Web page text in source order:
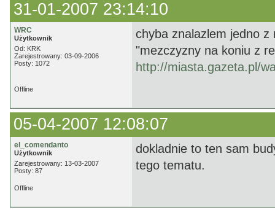
31-01-2007 23:14:10
WRC
Użytkownik
Od: KRK
Zarejestrowany: 03-09-2006
Posty: 1072
chyba znalazlem jedno
"mezczyzny na koniu z
http://miasta.gazeta.pl/
Offline
05-04-2007 12:08:07
el_comendanto
Użytkownik
Zarejestrowany: 13-03-2007
Posty: 87
dokladnie to ten sam
tego tematu.
Offline